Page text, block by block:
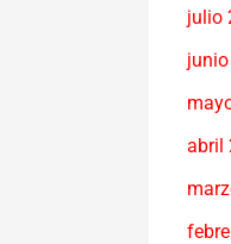
julio
abril